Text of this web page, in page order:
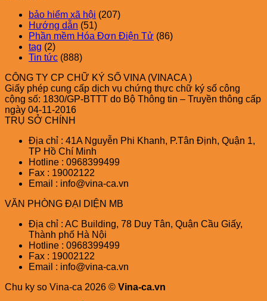
bảo hiểm xã hội (207)
Hướng dẫn (51)
Phần mềm Hóa Đơn Điện Tử (86)
tag (2)
Tin tức (888)
CÔNG TY CP CHỮ KÝ SỐ VINA (VINACA )
Giấy phép cung cấp dịch vụ chứng thực chữ ký số công
cộng số: 1830/GP-BTTT do Bộ Thông tin – Truyền thông cấp
ngày 04-11-2016
TRỤ SỞ CHÍNH
Địa chỉ : 41A Nguyễn Phi Khanh, P.Tân Định, Quận 1,
TP Hồ Chí Minh
Hotline : 0968399499
Fax : 19002122
Email : info@vina-ca.vn
VĂN PHÒNG ĐẠI DIỆN MB
Địa chỉ : AC Building, 78 Duy Tân, Quận Cầu Giấy,
Thành phố Hà Nội
Hotline : 0968399499
Fax : 19002122
Email : info@vina-ca.vn
Chu ky so Vina-ca 2026 © Vina-ca.vn